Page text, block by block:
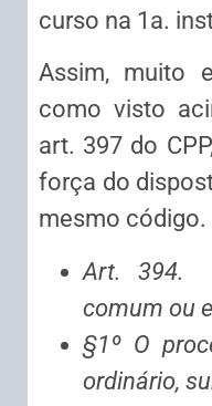
curso na 1a.
Assim, muito
como visto
art. 397 do
força do
mesmo código.
Art. 394.
comum
§1º O
ordinário,